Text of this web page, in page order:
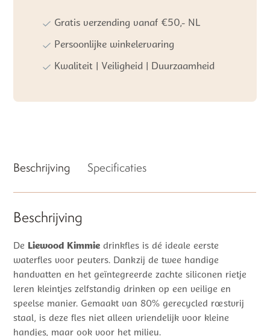
Gratis verzending vanaf €50,- NL
Persoonlijke winkelervaring
Kwaliteit | Veiligheid | Duurzaamheid
Beschrijving Specificaties
Beschrijving
De Liewood Kimmie drinkfles is dé ideale eerste
waterfles voor peuters. Dankzij de twee handige
handvatten en het geïntegreerde zachte siliconen rietje
leren kleintjes zelfstandig drinken op een veilige en
speelse manier. Gemaakt van 80% gerecycled roestvrij
staal, is deze fles niet alleen vriendelijk voor kleine
handjes, maar ook voor het milieu.